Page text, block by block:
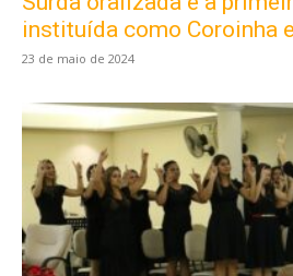
instituída como Coroinha
23 de maio de 2024